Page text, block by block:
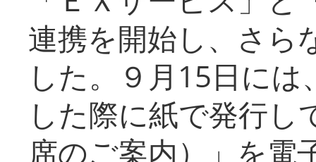
連携を開始し、さら
した。９月15日に
した際に紙で発行し
席のご案内）」を電